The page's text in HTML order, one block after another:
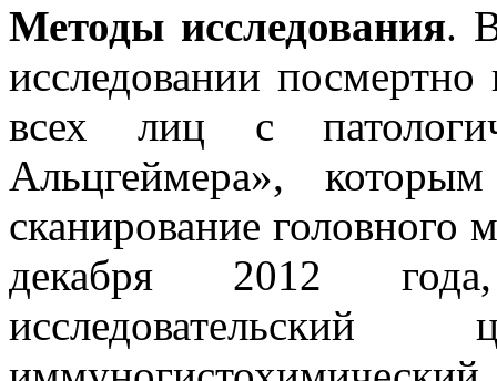
Методы исследования.
исследовании посмертно
всех лиц с
Альцгеймера»,
сканирование головного
декабря 2012